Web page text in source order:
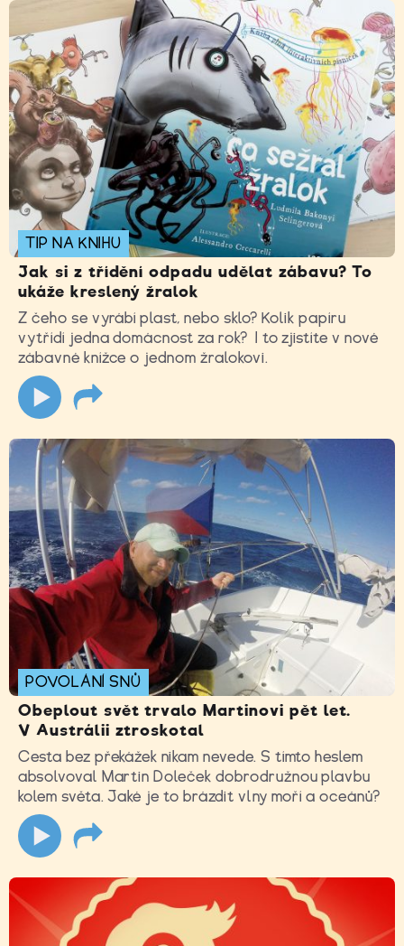
TIP NA KNIHU
Jak si z třídění odpadu udělat zábavu? To
ukáže kreslený žralok
Z čeho se vyrábí plast, nebo sklo? Kolik papíru
vytřídí jedna domácnost za rok? I to zjistíte v nové
zábavné knížce o jednom žralokovi.
POVOLÁNÍ SNŮ
Obeplout svět trvalo Martinovi pět let.
V Austrálii ztroskotal
Cesta bez překážek nikam nevede. S tímto heslem
absolvoval Martin Doleček dobrodružnou plavbu
kolem světa. Jaké je to brázdit vlny moří a oceánů?